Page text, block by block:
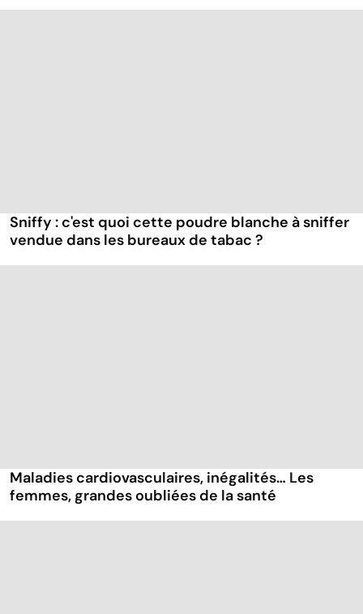
Sniffy : c'est quoi cette poudre blanche à sniffer
vendue dans les bureaux de tabac ?
Maladies cardiovasculaires, inégalités… Les
femmes, grandes oubliées de la santé